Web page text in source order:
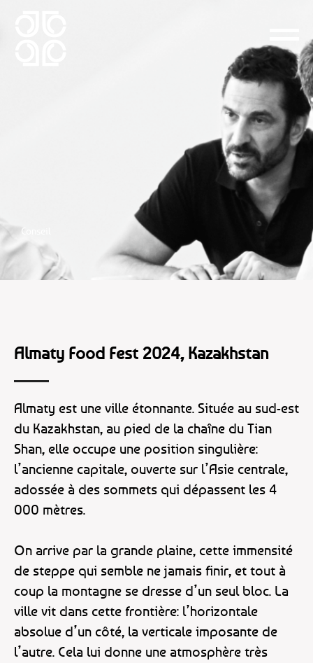
Consultant en restauration —
conseil stratégique par
Jerome Coustillas
Conseil
Almaty Food Fest 2024, Kazakhstan
Almaty est une ville étonnante. Située au sud-est
du Kazakhstan, au pied de la chaîne du Tian
Shan, elle occupe une position singulière:
l’ancienne capitale, ouverte sur l’Asie centrale,
adossée à des sommets qui dépassent les 4
000 mètres.
On arrive par la grande plaine, cette immensité
de steppe qui semble ne jamais finir, et tout à
coup la montagne se dresse d’un seul bloc. La
ville vit dans cette frontière: l’horizontale
absolue d’un côté, la verticale imposante de
l’autre. Cela lui donne une atmosphère très